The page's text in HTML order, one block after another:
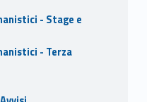
- Stage e
- Terza